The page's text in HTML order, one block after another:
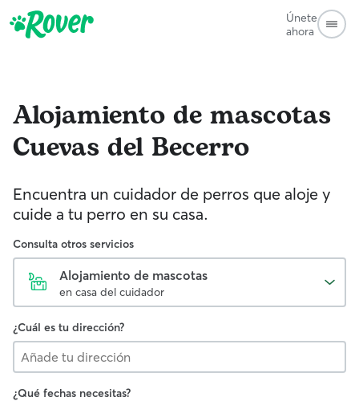
Únete
ahora
Alojamiento de mascotas
Cuevas del Becerro
Encuentra un cuidador de perros que aloje y
cuide a tu perro en su casa.
Consulta otros servicios
Alojamiento de mascotas
en casa del cuidador
¿Cuál es tu dirección?
¿Qué fechas necesitas?